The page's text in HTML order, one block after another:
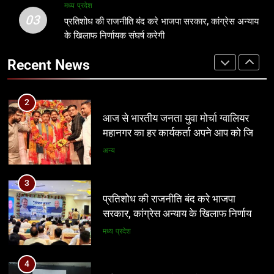
3
प्रतिशोध की राजनीति बंद करे भाजपा
सरकार, कांग्रेस अन्याय के खिलाफ निर्णायक
4
की सहभागिता, डीडी नगर मॉडल विद्यालय रहा
प्रथम
अन्य
5
पर्दा? मध्य प्रदेश के लोक निर्माण विभाग पर
उठे बड़े सवाल
मध्य प्रदेश
6
03
मध्य प्रदेश
प्रतिशोध की राजनीति बंद करे भाजपा सरकार, कांग्रेस अन्याय
के खिलाफ निर्णायक संघर्ष करेगी
Recent News
2
महानगर का हर कार्यकर्ता अपने आप को जिला
अध्यक्ष समझे – शिवम रानू राजावत
अन्य
3
प्रतिशोध की राजनीति बंद करे भाजपा
सरकार, कांग्रेस अन्याय के खिलाफ निर्णायक
4
पर्यटन क्विज प्रतियोगिता में 117 विद्यालयों
की सहभागिता, डीडी नगर मॉडल विद्यालय रहा